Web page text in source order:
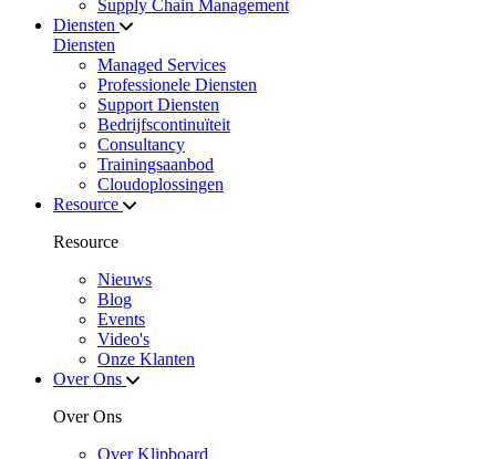
Supply Chain Management
Diensten
Diensten
Managed Services
Professionele Diensten
Support Diensten
Bedrijfscontinuïteit
Consultancy
Trainingsaanbod
Cloudoplossingen
Resource
Resource
Nieuws
Blog
Events
Video's
Onze Klanten
Over Ons
Over Ons
Over Klipboard